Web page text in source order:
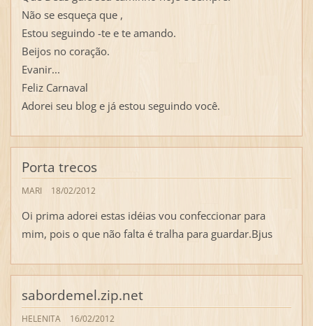
Não se esqueça que ,
Estou seguindo -te e te amando.
Beijos no coração.
Evanir...
Feliz Carnaval
Adorei seu blog e já estou seguindo você.
Porta trecos
MARI 18/02/2012
Oi prima adorei estas idéias vou confeccionar para
mim, pois o que não falta é tralha para guardar.Bjus
sabordemel.zip.net
HELENITA 16/02/2012